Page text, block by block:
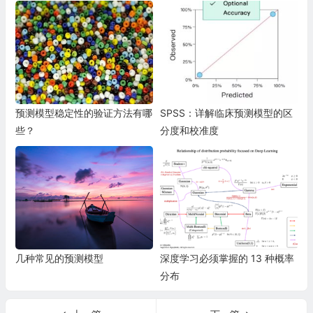
预测模型稳定性的验证方法有哪
些？
SPSS：详解临床预测模型的区
分度和校准度
几种常见的预测模型
深度学习必须掌握的 13 种概率
分布